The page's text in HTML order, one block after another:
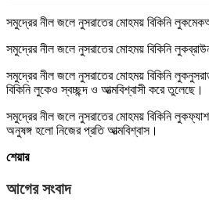
সমুদ্রের নীল জলে নুসরাতের মোহময় বিকিনি
সমুদ্রের নীল জলে নুসরাতের মোহময় বিকিনি
সমুদ্রের নীল জলে নুসরাতের মোহময় বিকিনি
বিকিনি লুকেও স্বচ্ছন্দ ও আত্মবিশ্বাসী করে তুলেছে।
সমুদ্রের নীল জলে নুসরাতের মোহময় বিকিনি
অনুষঙ্গ হলো নিজের প্রতি আত্মবিশ্বাস।
শেয়ার
আগের সংবাদ